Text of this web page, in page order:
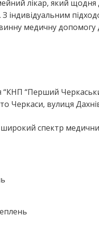
лікар, який
медичну допомогу
“КНП “Перший
Черкаси, вулиця
спектр